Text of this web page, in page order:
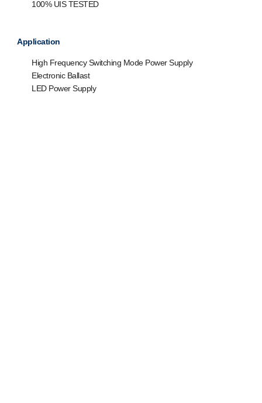
100% UIS TESTED
Application
High Frequency Switching Mode Power Supply
Electronic Ballast
LED Power Supply